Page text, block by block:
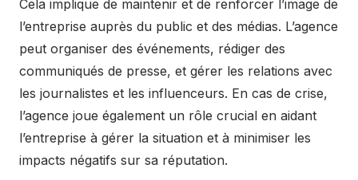
Cela implique de maintenir et de renforcer l’image de
l’entreprise auprès du public et des médias. L’agence
peut organiser des événements, rédiger des
communiqués de presse, et gérer les relations avec
les journalistes et les influenceurs. En cas de crise,
l’agence joue également un rôle crucial en aidant
l’entreprise à gérer la situation et à minimiser les
impacts négatifs sur sa réputation.